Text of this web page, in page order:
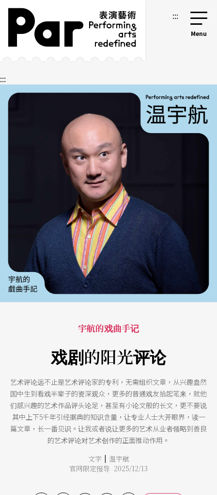
跳到主要内容区块
网站导览 :::
:::
宇航的戏曲手记
戏剧的阳光评论
艺术评论远不止是艺术评论家的专利，无需组织文章，从兴趣盎然
国中生到看戏半辈子的资深观众，更多的普通戏友拾起笔来，就他
们感兴趣的艺术作品评头论足，甚至有小论文般的长文，更不要说
其中上下5千年引经据典的知识含量，让专业人士大开眼界，读一
篇文章，长一番见识。让我或者说让更多的艺术从业者领略到善良
的艺术评论对艺术创作的正面推动作用。
文字 | 温宇航
官网限定报导 2025/12/13